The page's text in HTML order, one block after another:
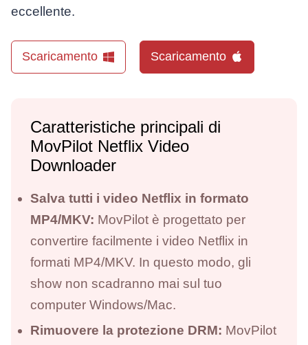
eccellente.
Scaricamento Scaricamento
Caratteristiche principali di
MovPilot Netflix Video
Downloader
Salva tutti i video Netflix in formato
MP4/MKV: MovPilot è progettato per
convertire facilmente i video Netflix in
formati MP4/MKV. In questo modo, gli
show non scadranno mai sul tuo
computer Windows/Mac.
Rimuovere la protezione DRM: MovPilot